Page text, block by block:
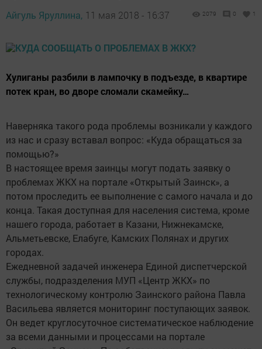
Айгуль Яруллина, 11 мая 2018 - 16:37 2079 0 1
Хулиганы разбили в лампочку в подъезде, в квартире
потек кран, во дворе сломали скамейку…
Наверняка такого рода проблемы возникали у каждого
из нас и сразу вставал вопрос: «Куда обращаться за
помощью?»
В настоящее время заинцы могут подать заявку о
проблемах ЖКХ на портале «Открытый Заинск», а
потом проследить ее выполнение с самого начала и до
конца. Такая доступная для населения система, кроме
нашего города, работает в Казани, Нижнекамске,
Альметьевске, Елабуге, Камских Полянах и других
городах.
Ежедневной задачей инженера Единой диспетчерской
службы, подразделения МУП «Центр ЖКХ» по
технологическому контролю Заинского района Павла
Васильева является мониторинг поступающих заявок.
Он ведет круглосуточное систематическое наблюдение
за всеми данными и процессами на портале